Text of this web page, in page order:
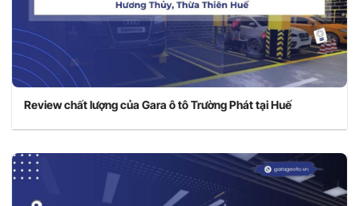
Review chất lượng của Gara ô tô Trường Phát tại Huế